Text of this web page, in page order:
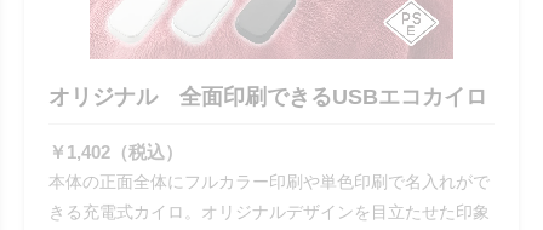
オリジナル 全面印刷できるUSBエコカイロ
￥1,402（税込）
本体の正面全体にフルカラー印刷や単色印刷で名入れがで
きる充電式カイロ。オリジナルデザインを目立たせた印象